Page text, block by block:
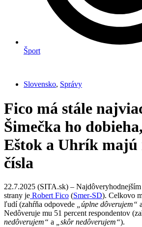
Šport
Slovensko, Správy
Fico má stále
Šimečka ho
Eštok a Uhrík majú
čísla
22.7.2025 (SITA.sk) –
strany je Robert Fico (Smer-SD). Celkovo
ľudí (zahŕňa odpovede
„úplne dôverujem“ a
Nedôveruje mu 51 percent respondentov
nedôverujem“ a „skôr nedôverujem“).